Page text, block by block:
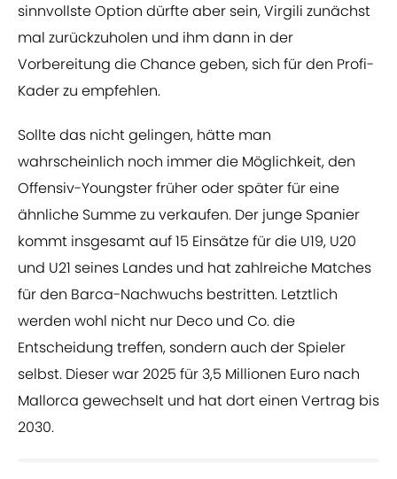
sinnvollste Option dürfte aber sein, Virgili zunächst
mal zurückzuholen und ihm dann in der
Vorbereitung die Chance geben, sich für den Profi-
Kader zu empfehlen.
Sollte das nicht gelingen, hätte man
wahrscheinlich noch immer die Möglichkeit, den
Offensiv-Youngster früher oder später für eine
ähnliche Summe zu verkaufen. Der junge Spanier
kommt insgesamt auf 15 Einsätze für die U19, U20
und U21 seines Landes und hat zahlreiche Matches
für den Barca-Nachwuchs bestritten. Letztlich
werden wohl nicht nur Deco und Co. die
Entscheidung treffen, sondern auch der Spieler
selbst. Dieser war 2025 für 3,5 Millionen Euro nach
Mallorca gewechselt und hat dort einen Vertrag bis
2030.